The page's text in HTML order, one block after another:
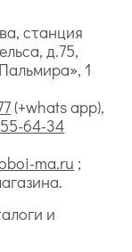
станция
д.75,
1
(+whats app),
64-34
ma.ru ;
и